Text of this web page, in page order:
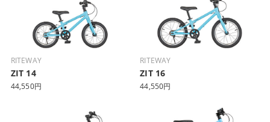
RITEWAY
ZIT 14
44,550円
RITEWAY
ZIT 16
44,550円